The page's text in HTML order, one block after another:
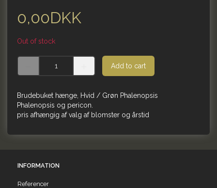
0,00DKK
Out of stock
Add to cart
Brudebuket hænge, Hvid / Grøn Phalenopsis
Phalenopsis og pericon.
pris afhængig af valg af blomster og årstid
INFORMATION
Referencer